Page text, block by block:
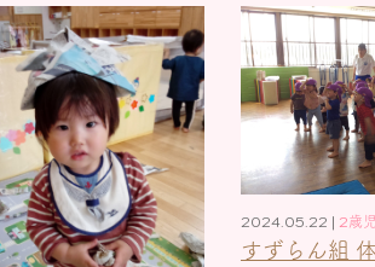
2024.05.22 | 2歳児
すずらん組